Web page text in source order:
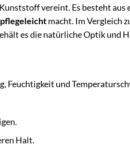
vereint. Es besteht aus
pflegeleichtmacht. Im Vergleich
es die natürliche Optik und
Feuchtigkeit und
Halt.